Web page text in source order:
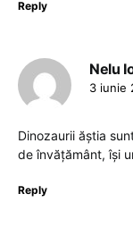
Reply
Nelu
3 iunie
Dinozaurii ăștia
de învățământ, își
Reply